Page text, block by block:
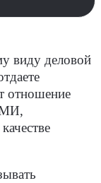
виду деловой
отношение